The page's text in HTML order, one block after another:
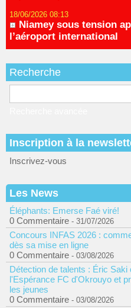
18/06/2026 08:13
Niamey sous tension
l’aéroport international
Recherche
Inscription à la
Inscrivez-vous
Les News
Éléphants: Emerse Faé viré!
0 Commentaire - 31/07/2026
Concours INFAS 2026 :
dès sa mise en ligne
0 Commentaire - 03/08/2026
Détection de talents : Éric Saki
l'Espérance FC d'Okrouyo et
les jeunes
0 Commentaire - 03/08/2026